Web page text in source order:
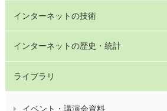
インターネットの技術
インターネットの歴史・統計
ライブラリ
イベント・講演会資料